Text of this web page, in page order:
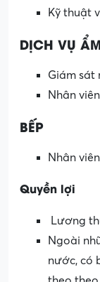
Kỹ thuật
DỊCH VỤ
Giám sát
Nhân
BẾP
Nhân
Quyền lợi
Lương
Ngoài
nước, có